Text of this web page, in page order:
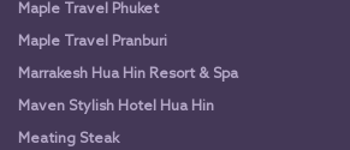
Maple Travel Phuket
Maple Travel Pranburi
Marrakesh Hua Hin Resort & Spa
Maven Stylish Hotel Hua Hin
Meating Steak